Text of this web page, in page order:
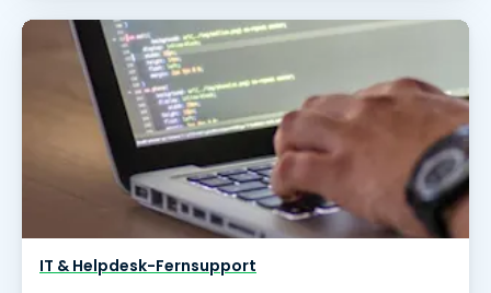
IT & Helpdesk-Fernsupport